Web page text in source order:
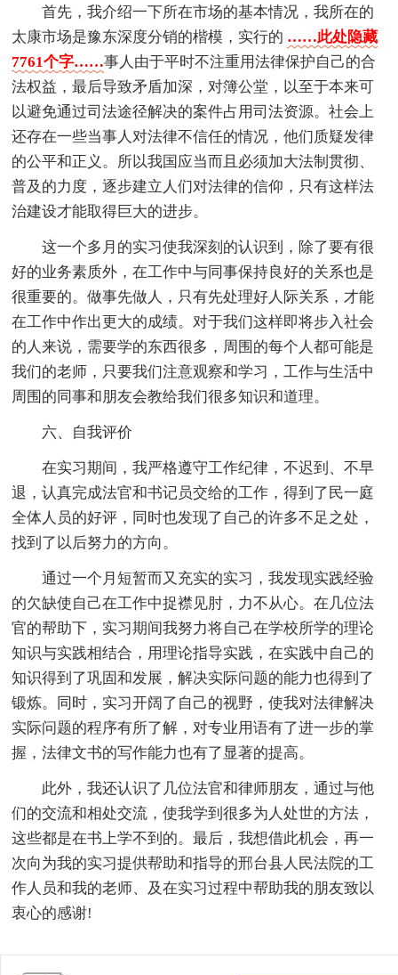
首先，我介绍一下所在市场的基本情况，我所在的
太康市场是豫东深度分销的楷模，实行的 ……此处隐藏
7761个字……事人由于平时不注重用法律保护自己的合
法权益，最后导致矛盾加深，对簿公堂，以至于本来可
以避免通过司法途径解决的案件占用司法资源。社会上
还存在一些当事人对法律不信任的情况，他们质疑发律
的公平和正义。所以我国应当而且必须加大法制贯彻、
普及的力度，逐步建立人们对法律的信仰，只有这样法
治建设才能取得巨大的进步。
这一个多月的实习使我深刻的认识到，除了要有很
好的业务素质外，在工作中与同事保持良好的关系也是
很重要的。做事先做人，只有先处理好人际关系，才能
在工作中作出更大的成绩。对于我们这样即将步入社会
的人来说，需要学的东西很多，周围的每个人都可能是
我们的老师，只要我们注意观察和学习，工作与生活中
周围的同事和朋友会教给我们很多知识和道理。
六、自我评价
在实习期间，我严格遵守工作纪律，不迟到、不早
退，认真完成法官和书记员交给的工作，得到了民一庭
全体人员的好评，同时也发现了自己的许多不足之处，
找到了以后努力的方向。
通过一个月短暂而又充实的实习，我发现实践经验
的欠缺使自己在工作中捉襟见肘，力不从心。在几位法
官的帮助下，实习期间我努力将自己在学校所学的理论
知识与实践相结合，用理论指导实践，在实践中自己的
知识得到了巩固和发展，解决实际问题的能力也得到了
锻炼。同时，实习开阔了自己的视野，使我对法律解决
实际问题的程序有所了解，对专业用语有了进一步的掌
握，法律文书的写作能力也有了显著的提高。
此外，我还认识了几位法官和律师朋友，通过与他
们的交流和相处交流，使我学到很多为人处世的方法，
这些都是在书上学不到的。最后，我想借此机会，再一
次向为我的实习提供帮助和指导的邢台县人民法院的工
作人员和我的老师、及在实习过程中帮助我的朋友致以
衷心的感谢!